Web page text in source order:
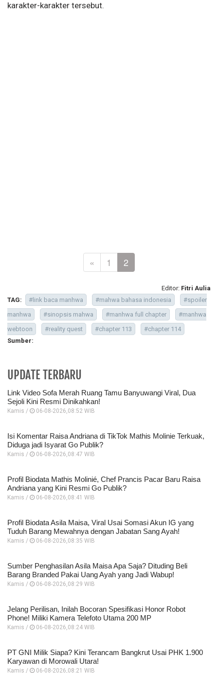
karakter-karakter tersebut.
« 1 2
Editor: Fitri Aulia
TAG:
#link baca manhwa #mahwa bahasa indonesia
#spoiler
manhwa
#sinopsis mahwa #manhwa full chapter
#manhwa
webtoon
#reality quest #chapter 113
#chapter 114
Sumber:
UPDATE TERBARU
Link Video Sofa Merah Ruang Tamu Banyuwangi Viral, Dua
Sejoli Kini Resmi Dinikahkan!
Kamis / 06-08-2026,08:52 WIB
Isi Komentar Raisa Andriana di TikTok Mathis Molinie Terkuak,
Diduga jadi Isyarat Go Publik?
Kamis / 06-08-2026,08:47 WIB
Profil Biodata Mathis Molinié, Chef Prancis Pacar Baru Raisa
Andriana yang Kini Resmi Go Publik?
Kamis / 06-08-2026,08:41 WIB
Profil Biodata Asila Maisa, Viral Usai Somasi Akun IG yang
Tuduh Barang Mewahnya dengan Jabatan Sang Ayah!
Kamis / 06-08-2026,08:35 WIB
Sumber Penghasilan Asila Maisa Apa Saja? Dituding Beli
Barang Branded Pakai Uang Ayah yang Jadi Wabup!
Kamis / 06-08-2026,08:29 WIB
Jelang Perilisan, Inilah Bocoran Spesifikasi Honor Robot
Phone! Miliki Kamera Telefoto Utama 200 MP
Kamis / 06-08-2026,08:24 WIB
PT GNI Milik Siapa? Kini Terancam Bangkrut Usai PHK 1.900
Karyawan di Morowali Utara!
Kamis / 06-08-2026,08:21 WIB